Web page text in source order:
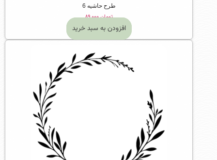
طرح حاشیه 6
تومان۸۹,۰۰۰
افزودن به سبد خرید